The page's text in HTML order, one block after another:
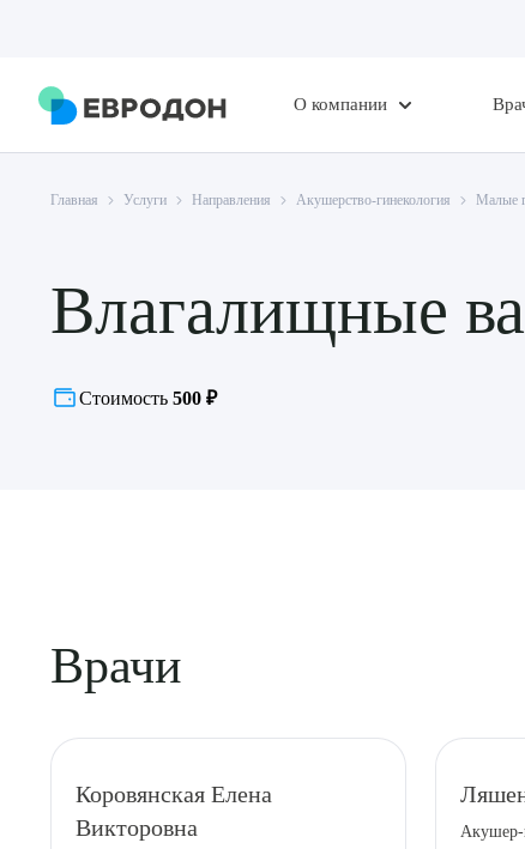
О компании
Главная Услуги Направления Акушерство-гинекология Малые
Влагалищные
Стоимость 500 ₽
Врачи
Коровянская Елена
Викторовна
Акушер-